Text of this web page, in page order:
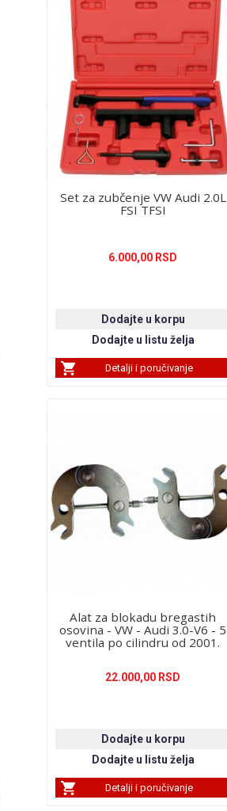
Set za zubčenje VW Audi 2.0L
FSI TFSI
6.000,00 RSD
Detalji i poručivanje
Alat za blokadu bregastih
osovina - VW - Audi 3.0-V6 - 5
ventila po cilindru od 2001.
22.000,00 RSD
Detalji i poručivanje